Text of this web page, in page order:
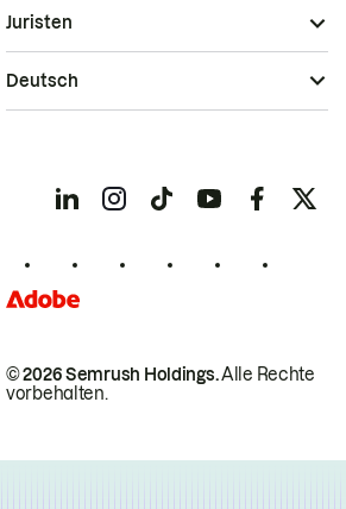
© 2026 Semrush Holdings.Alle Rechte
vorbehalten.
Juristen
Deutsch